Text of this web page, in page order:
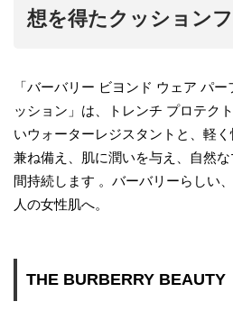
想を得たクッション
「バーバリー ビヨンド ウェア パ
ッション」は、トレンチ プロテク
いウォーターレジスタントと、軽
兼ね備え、肌に潤いを与え、自然
間持続します 。バーバリーらしい
人の女性肌へ。
THE BURBERRY BEAUTY